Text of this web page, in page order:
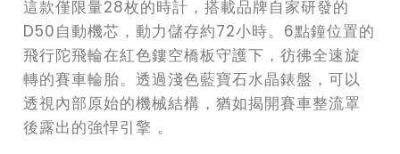
這款僅限量28枚的時計，搭載品牌自家研發的
D50自動機芯，動力儲存約72小時。6點鐘位置的
飛行陀飛輪在紅色鏤空橋板守護下，彷彿全速旋
轉的賽車輪胎。透過淺色藍寶石水晶錶盤，可以
透視內部原始的機械結構，猶如揭開賽車整流罩
後露出的強悍引擎 。